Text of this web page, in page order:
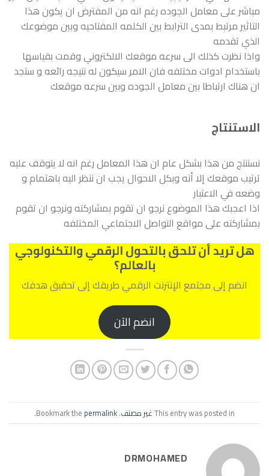
مباشر على معامل الجوده رغم انه من المفترض ان يكون هذا
التاثير مرتبط بمدى الترابط بين الكلمه المفتاحيه وبين موضوعك
الذي تقدمه
واذا نظرت كذلك الى سرعه موقعك الالكتروني وقمت بقياسها
باستخدام ادوات مختلفه فان الامر سيكون له نتيجه رائعه و ستجد
ان هناك ارتباطا بين معامل الجوده وبين سرعه موقعك
الاستنتاج
نستنتج من هذا بشكل عام ان هذا المعامل رغم انه لا يتوقف عليه
ترتيب موقعك إلا أنه وبكل الاحوال يجب ان ننظر اليه باهتمام و
وضعه في الاعتبار
اذا اعجبك هذا الموضوع نرجو ان تقوم بمشاركته ونرجو ان تقوم
بمشاركته على مواقع التواصل الاجتماعي المختلفه
هل تريد أن تلحق بالتحول الرقمي والتكنولوجي
بالعالم؟
انضم إلى مجتمع الإنترنت الرقمي طريقك إلى تحقيق هدفك
انضم الآن
This entry was posted inغير مصنف. Bookmark the
permalink
.
DRMOHAMED